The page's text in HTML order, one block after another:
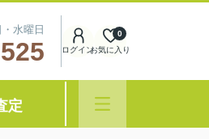
水曜日
ログインお気に入り
0
定